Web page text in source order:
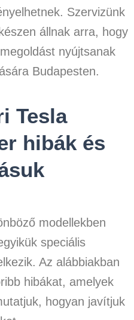
Szervizünk
állnak arra, hogy
nyújtsanak
Budapesten.
Tesla
hibák és
modellekben
speciális
Az alábbiakban
hibákat, amelyek
hogyan javítjuk